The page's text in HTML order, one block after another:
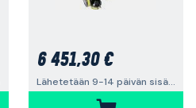
6 451,30 €
Lähetetään 9-14 päivän sisällä